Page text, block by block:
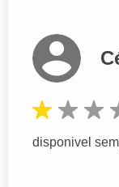
disponivel